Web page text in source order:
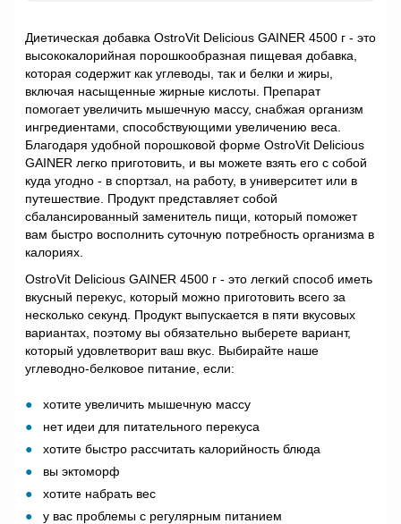
Диетическая добавка OstroVit Delicious GAINER 4500 г - это
высококалорийная порошкообразная пищевая добавка,
которая содержит как углеводы, так и белки и жиры,
включая насыщенные жирные кислоты. Препарат
помогает увеличить мышечную массу, снабжая организм
ингредиентами, способствующими увеличению веса.
Благодаря удобной порошковой форме OstroVit Delicious
GAINER легко приготовить, и вы можете взять его с собой
куда угодно - в спортзал, на работу, в университет или в
путешествие. Продукт представляет собой
сбалансированный заменитель пищи, который поможет
вам быстро восполнить суточную потребность организма в
калориях.
OstroVit Delicious GAINER 4500 г - это легкий способ иметь
вкусный перекус, который можно приготовить всего за
несколько секунд. Продукт выпускается в пяти вкусовых
вариантах, поэтому вы обязательно выберете вариант,
который удовлетворит ваш вкус. Выбирайте наше
углеводно-белковое питание, если:
хотите увеличить мышечную массу
нет идеи для питательного перекуса
хотите быстро рассчитать калорийность блюда
вы эктоморф
хотите набрать вес
у вас проблемы с регулярным питанием